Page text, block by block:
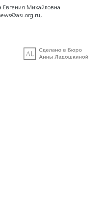
Евгения Михайловна
,